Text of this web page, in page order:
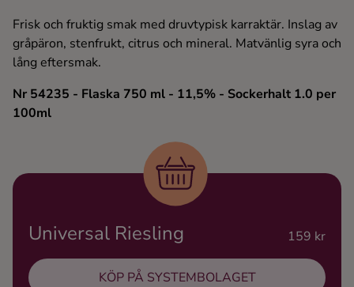
Whisky
Ingredienser
Frisk och fruktig smak med druvtypisk karraktär. Inslag av
gråpäron, stenfrukt, citrus och mineral. Matvänlig syra och
lång eftersmak.
Nr 54235 - Flaska 750 ml - 11,5% - Sockerhalt 1.0 per
100ml
Universal Riesling 159 kr
KÖP PÅ SYSTEMBOLAGET